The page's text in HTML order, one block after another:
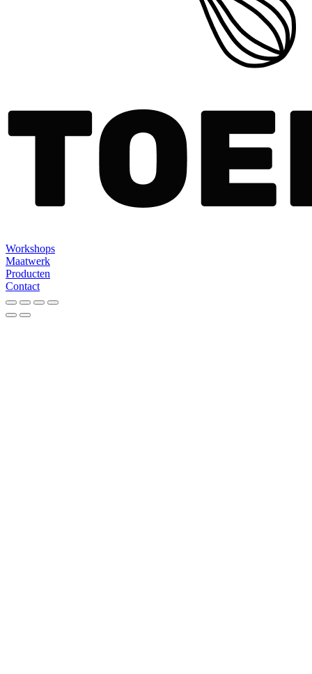
Workshops
Maatwerk
Producten
Contact